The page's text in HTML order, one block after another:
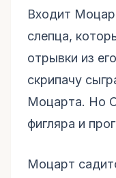
Входит
слепца,
отрывки из
скрипачу
Моцарта. Но
фигляра и
Моцарт